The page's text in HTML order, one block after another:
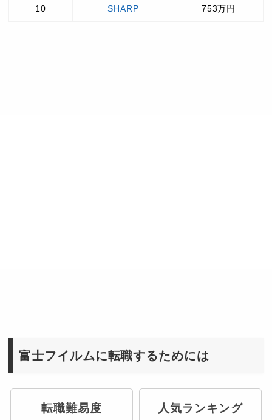
10 SHARP 753万円
富士フイルムに転職するためには
転職難易度 人気ランキング